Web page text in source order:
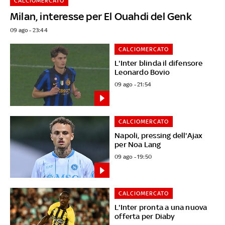
Milan, interesse per El Ouahdi del Genk
09 ago - 23:44
L'Inter blinda il difensore
Leonardo Bovio
CALCIOMERCATO
09 ago - 21:54
Napoli, pressing dell'Ajax
per Noa Lang
CALCIOMERCATO
09 ago - 19:50
L'Inter pronta a una nuova
offerta per Diaby
CALCIOMERCATO